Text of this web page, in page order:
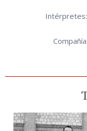
Intérpretes: